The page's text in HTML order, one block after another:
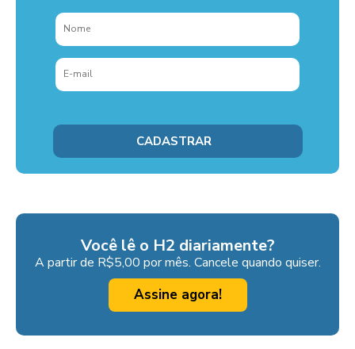
Você lê o H2 diariamente?
A partir de R$5,00 por mês. Cancele quando quiser.
Assine agora!